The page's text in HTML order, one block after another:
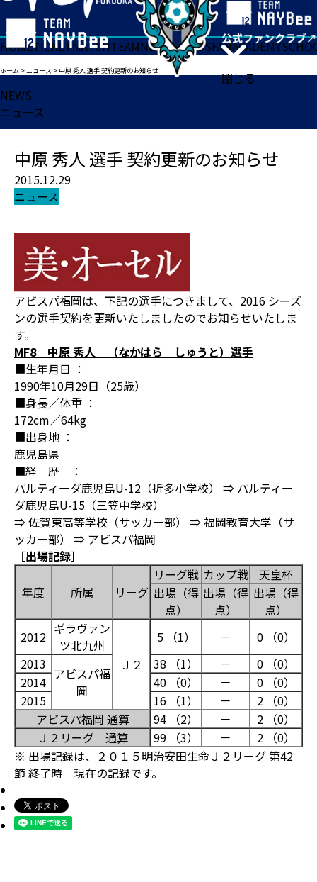
閉じる
HOMETICKETMATCHTEAMNEWSGOODSFANACADEMY
ホーム >ニュース >中原 秀人 選手 契約更新のお知らせ
NEWS
ニュース
中原 秀人 選手 契約更新のお知らせ
2015.12.29
ニュース
アビスパ福岡は、下記の選手につきまして、2016 シーズ
ンの選手契約を更新いたしましたのでお知らせいたしま
す。
MF8 中原 秀人 （なかはら しゅうと）選手
■生年月日 ：
1990年10月29日（25歳）
■身長／体重 ：
172cm／64kg
■出身地 ：
鹿児島県
■経 歴 ：
パルティーダ鹿児島U-12（折多小学校） ⇒ パルティー
ダ鹿児島U-15（三笠中学校）
⇒ 佐賀東高等学校（サッカー部） ⇒ 福岡教育大学（サ
ッカー部） ⇒ アビスパ福岡
［出場記録］
年度 所属 リーグ
リーグ戦 カップ戦
天皇杯
出場（得
点）
出場（得
点）
出場（得
点）
2012 ギラヴァン
ツ北九州
Ｊ２
5 （1） －
0 （0）
2013
アビスパ福
岡
38 （1） －
0 （0）
2014
40 （0） －
0 （0）
2015
16 （1） －
2 （0）
アビスパ福岡 通算
94 （2） －
2 （0）
Ｊ２リーグ 通算
99 （3） －
2 （0）
※ 出場記録は、２０１５明治安田生命Ｊ２リーグ 第42
節 終了時 現在の記録です。